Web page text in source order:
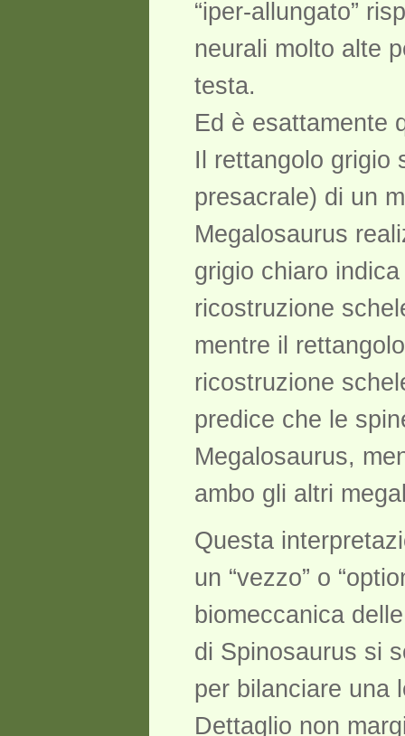
“iper-allungato”
neurali molto alte
testa.
Ed è esattamente
Il rettangolo grigio
presacrale) di un
Megalosaurus
grigio chiaro
ricostruzione
mentre il
ricostruzione
predice che le
Megalosaurus,
ambo gli altri
Questa
un “vezzo” o
biomeccanica
di Spinosaurus si
per bilanciare una
Dettaglio non